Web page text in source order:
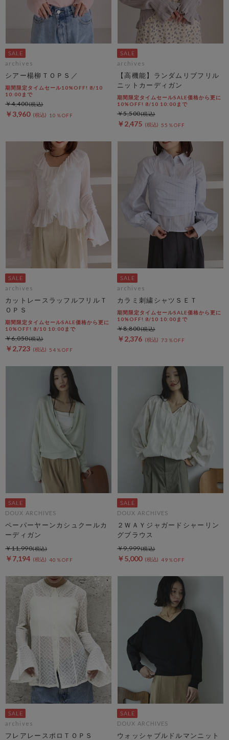
archives
シアー楊柳ＴＯＰＳ／
期間限定タイムセール10%OFF! 8/10
10:00まで
￥3,960 10％OFF
￥4,400
archives
【高機能】ランダムリブフリル
ニットカーディガン
期間限定タイムセールSALE価格から更に
10%OFF! 8/10 10:00まで
￥2,475 55％OFF
￥5,500
archives
カットレースラッフルフリルＴ
ＯＰＳ
期間限定タイムセールSALE価格から更に
10%OFF! 8/10 10:00まで
￥2,723 54％OFF
￥6,050
archives
カラミ刺繍シャツＳＥＴ
期間限定タイムセールSALE価格から更に
10%OFF! 8/10 10:00まで
￥2,376 73％OFF
￥8,800
DOUX ARCHIVES
ペーパーヤーンカシュクールカ
ーディガン
￥7,194 40％OFF
￥11,990
DOUX ARCHIVES
２ＷＡＹジャガードシャーリン
グブラウス
￥5,000 49％OFF
￥9,999
archives
フレアレースポロＴＯＰＳ
DOUX ARCHIVES
ウォッシャブルドルマンニット